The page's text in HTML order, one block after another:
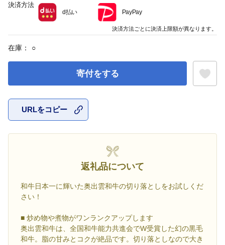
在庫： ○
寄付をする
URLをコピー
返礼品について
和牛日本一に輝いた奥出雲和牛の切り落としをお試しくだ
さい！
■ 炒め物や煮物がワンランクアップします
奥出雲和牛は、全国和牛能力共進会でW受賞した幻の黒毛
和牛。脂の甘みとコクが絶品です。切り落としなので大き
決済方法
d払い PayPay
決済方法ごとに決済上限額が異なります。